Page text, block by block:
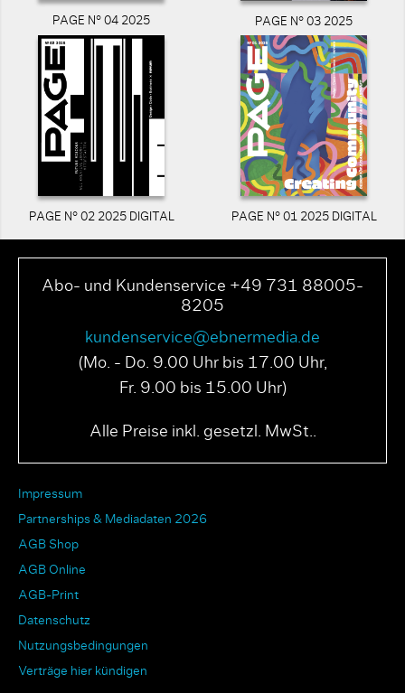
PAGE N° 04 2025 PAGE N° 03 2025
PAGE N° 02 2025 DIGITAL PAGE N° 01 2025 DIGITAL
Abo- und Kundenservice +49 731 88005-
8205
kundenservice@ebnermedia.de
(Mo. - Do. 9.00 Uhr bis 17.00 Uhr,
Fr. 9.00 bis 15.00 Uhr)
Alle Preise inkl. gesetzl. MwSt..
Impressum
Partnerships & Mediadaten 2026
AGB Shop
AGB Online
AGB-Print
Datenschutz
Nutzungsbedingungen
Verträge hier kündigen